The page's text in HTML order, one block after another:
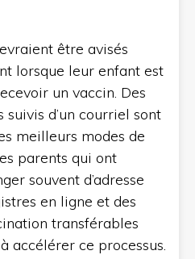
être avisés
lorsque leur enfant est
un vaccin. Des
suivis d’un courriel sont
meilleurs modes de
parents qui ont
souvent d’adresse
en ligne et des
transférables
accélérer ce processus.